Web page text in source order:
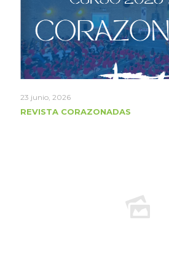
23 junio, 2026
REVISTA CORAZONADAS